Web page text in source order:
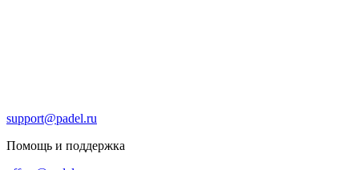
support@padel.ru
Помощь и поддержка